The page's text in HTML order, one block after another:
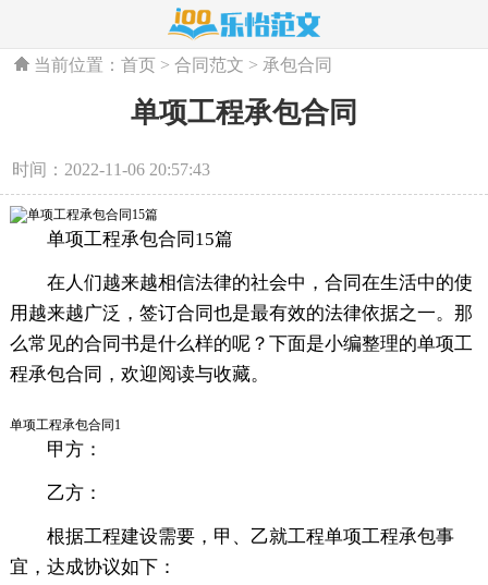
当前位置：首页 >合同范文 > 承包合同
单项工程承包合同
时间：2022-11-06 20:57:43
单项工程承包合同15篇
在人们越来越相信法律的社会中，合同在生活中的使
用越来越广泛，签订合同也是最有效的法律依据之一。那
么常见的合同书是什么样的呢？下面是小编整理的单项工
程承包合同，欢迎阅读与收藏。
单项工程承包合同1
甲方：
乙方：
根据工程建设需要，甲、乙就工程单项工程承包事
宜，达成协议如下：